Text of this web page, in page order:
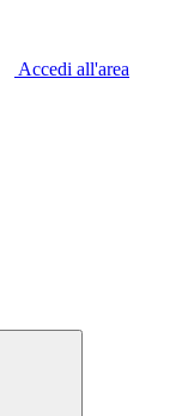
Accedi all'area